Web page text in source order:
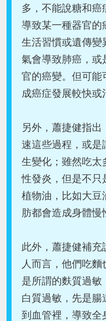
多，不能說糖和癌
導致某一種器官的
生活習慣或遺傳變
氣會導致肺癌，或
官的癌變。但可能
成癌症發展較快或
另外，蕭捷健指
速這些過程，或是
生變化；雖然吃太
性發炎，但是不只
植物油，比如大豆
肪都會造成身體慢
此外，蕭捷健補充
人而言，他們吃
是所謂的麩質過敏
白質過敏，先是腸
到血管裡，導致全